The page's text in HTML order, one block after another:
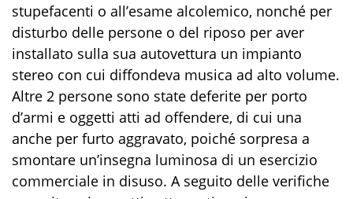
stupefacenti o all’esame alcolemico, nonché per
disturbo delle persone o del riposo per aver
installato sulla sua autovettura un impianto
stereo con cui diffondeva musica ad alto volume.
Altre 2 persone sono state deferite per porto
d’armi e oggetti atti ad offendere, di cui una
anche per furto aggravato, poiché sorpresa a
smontare un’insegna luminosa di un esercizio
commerciale in disuso. A seguito delle verifiche